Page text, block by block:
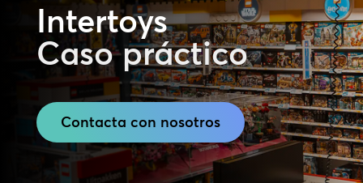
Intertoys
Caso práctico
Contacta con nosotros